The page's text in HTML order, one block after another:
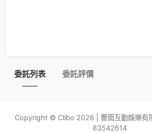
委託列表 委託評價
Copyright © Clibo 2026 | 響雨互動娛樂有
83542614